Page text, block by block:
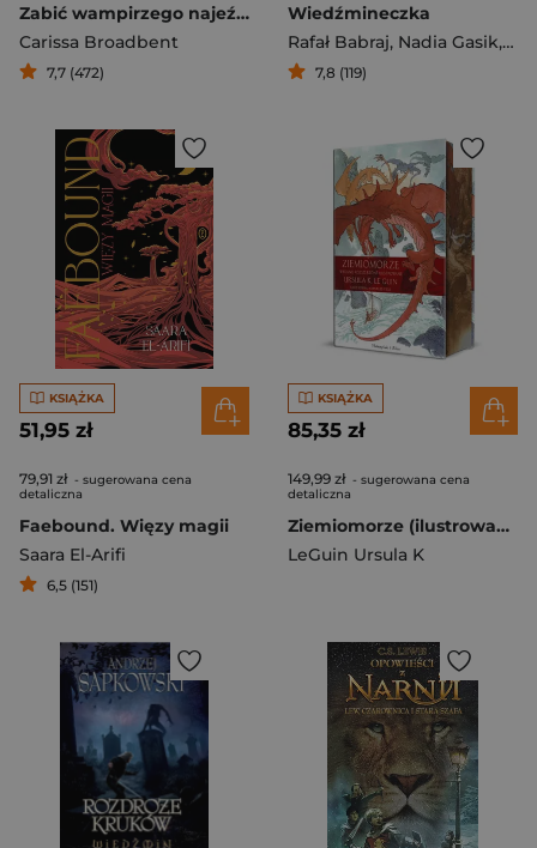
Zabić wampirzego najeźdźcę
Carissa Broadbent
7,7 (472)
Wiedźmineczka
Rafał Babraj, Nadia Gasik,
7,8 (119)
KSIĄŻKA
51,95 zł
79,91 zł - sugerowana cena
detaliczna
Faebound. Więzy magii
Saara El-Arifi
6,5 (151)
KSIĄŻKA
85,35 zł
149,99 zł - sugerowana cena
detaliczna
Ziemiomorze (ilustrowane brzegi)
LeGuin Ursula K